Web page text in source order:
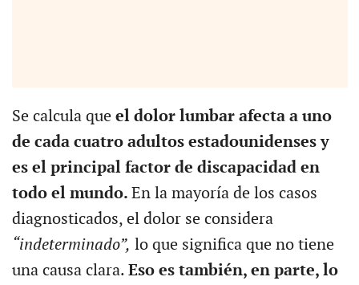
Se calcula que el dolor lumbar afecta a uno
de cada cuatro adultos estadounidenses y
es el principal factor de discapacidad en
todo el mundo. En la mayoría de los casos
diagnosticados, el dolor se considera
“indeterminado”, lo que significa que no tiene
una causa clara. Eso es también, en parte, lo